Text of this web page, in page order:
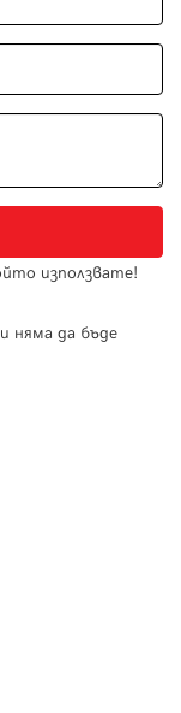
използвате!
няма да бъде